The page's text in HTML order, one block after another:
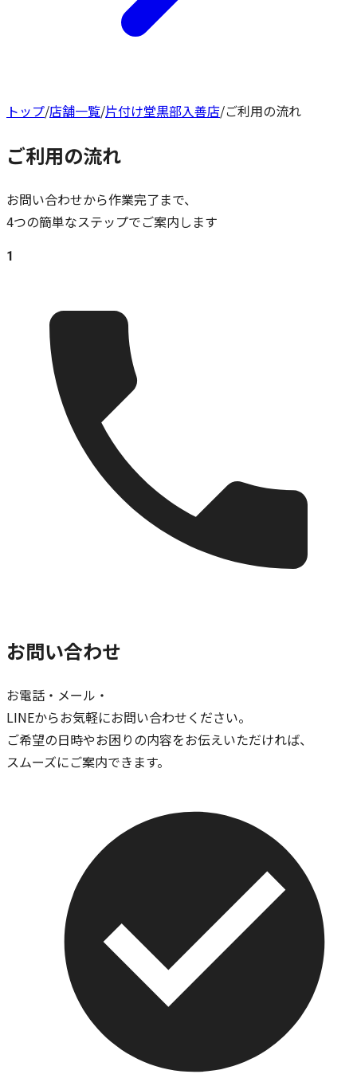
トップ/店舗一覧/片付け堂黒部入善店/ご利用の流れ
ご利用の流れ
お問い合わせから作業完了まで、
4つの簡単なステップでご案内します
1
お問い合わせ
お電話・メール・
LINEからお気軽にお問い合わせください。
ご希望の日時やお困りの内容をお伝えいただければ、
スムーズにご案内できます。